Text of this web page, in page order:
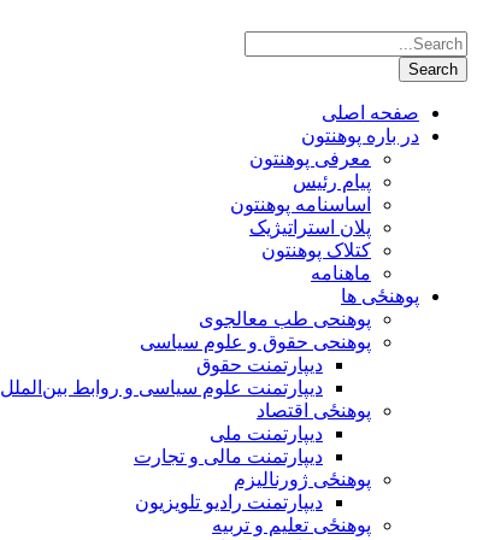
صفحه اصلی
در باره پوهنتون
معرفی پوهنتون
پیام رئیس
اساسنامه پوهنتون
پلان استراتیژیک
کتلاک پوهنتون
ماهنامه
پوهنځی ها
پوهنحی طب معالجوی
پوهنحی حقوق و علوم سیاسی
دیپارتمنت حقوق
دیپارتمنت علوم سیاسی و روابط بین‌الملل
پوهنځی اقتصاد
دیپارتمنت ملی
دیپارتمنت مالی و تجارت
پوهنځی ژورنالیزم
دیپارتمنت رادیو تلویزیون
پوهنځی تعلیم و تربیه